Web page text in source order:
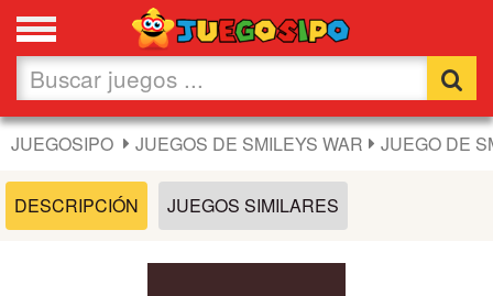
Favoritos
Nuevos
Flash
JUEGOSIPO JUEGOS DE SMILEYS WAR JUEGO DE
DESCRIPCIÓN JUEGOS SIMILARES